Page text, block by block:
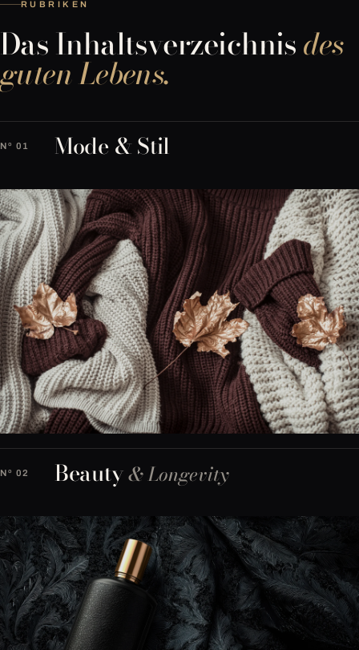
RUBRIKEN
Das Inhaltsverzeichnisdes
guten Lebens.
Nº 01 Mode & Stil
Nº 02 Beauty& Longevity